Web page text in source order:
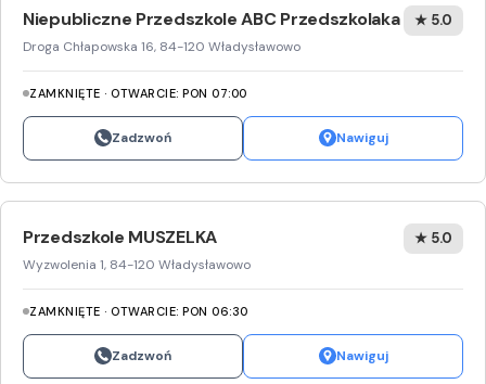
Niepubliczne Przedszkole ABC Przedszkolaka
Droga Chłapowska 16, 84-120 Władysławowo
★ 5.0
ZAMKNIĘTE · OTWARCIE: PON 07:00
Zadzwoń Nawiguj
Przedszkole MUSZELKA
Wyzwolenia 1, 84-120 Władysławowo
★ 5.0
ZAMKNIĘTE · OTWARCIE: PON 06:30
Zadzwoń Nawiguj